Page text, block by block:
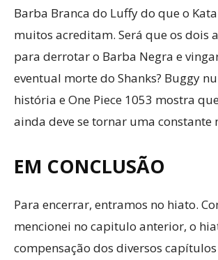
Barba Branca do Luffy do que o
muitos acreditam. Será que os dois
para derrotar o Barba Negra e
eventual morte do Shanks? Buggy
história e One Piece 1053 mostra
ainda deve se tornar uma constante
EM CONCLUSÃO
Para encerrar, entramos no hiato.
mencionei no capitulo anterior, o
compensação dos diversos